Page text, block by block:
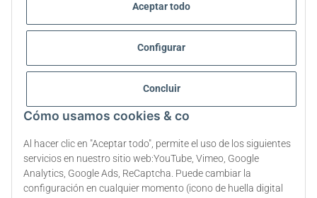
Aceptar todo
Configurar
Concluir
Cómo usamos cookies & co
Al hacer clic en "Aceptar todo", permite el uso de los siguientes
servicios en nuestro sitio web:YouTube, Vimeo, Google
Analytics, Google Ads, ReCaptcha. Puede cambiar la
configuración en cualquier momento (icono de huella digital
STEVIA | PREGUNTAS Y RESPUESTAS
INFORMACIÓN SOBRE EL PRODUCTO STEVIA
Rescindir el contrato